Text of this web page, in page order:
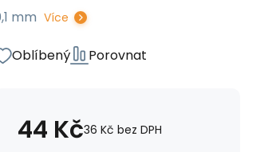
mm Více
Oblíbený Porovnat
44 Kč36 Kč bez DPH